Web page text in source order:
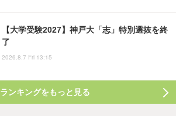
【大学受験2027】神戸大「志」特別選抜を終
了
2026.8.7 Fri 13:15
ランキングをもっと見る